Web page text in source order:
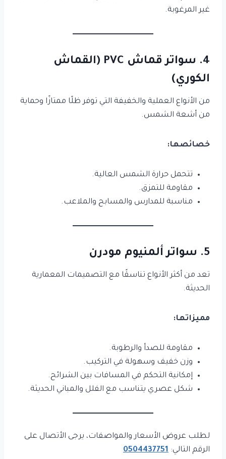
غير المرغوبة.
4. سواتر قماش PVC (القماش
الكوري)
من الأنواع العملية والخفيفة التي توفر ظلًا ممتازًا وحماية
من أشعة الشمس.
خصائصها:
تتحمل حرارة الشمس العالية.
مقاومة للتمزق.
مناسبة للمدارس والمسابح والملاعب.
5. سواتر ألمنيوم مودرن
تعد من أكثر الأنواع تناسقًا مع التصميمات المعمارية
الحديثة.
مميزاتها:
مقاومة للصدأ والرطوبة.
وزن خفيف وسهولة في التركيب.
إمكانية التحكم في المسافات بين الشرائح.
شكل عصري يتناسب مع الفلل والمباني الحديثة.
لطلب عروض الأسعار والمواصفات، يرجى الأتصال على
الرقم التالي: 0504437751